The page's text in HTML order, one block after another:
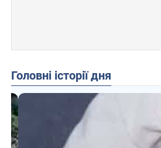
Головні історії дня